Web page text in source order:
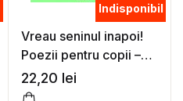
Indisponibil
Vreau seninul inapoi!
Poezii pentru copii –
Tatiana Tapalaga
22,20 lei